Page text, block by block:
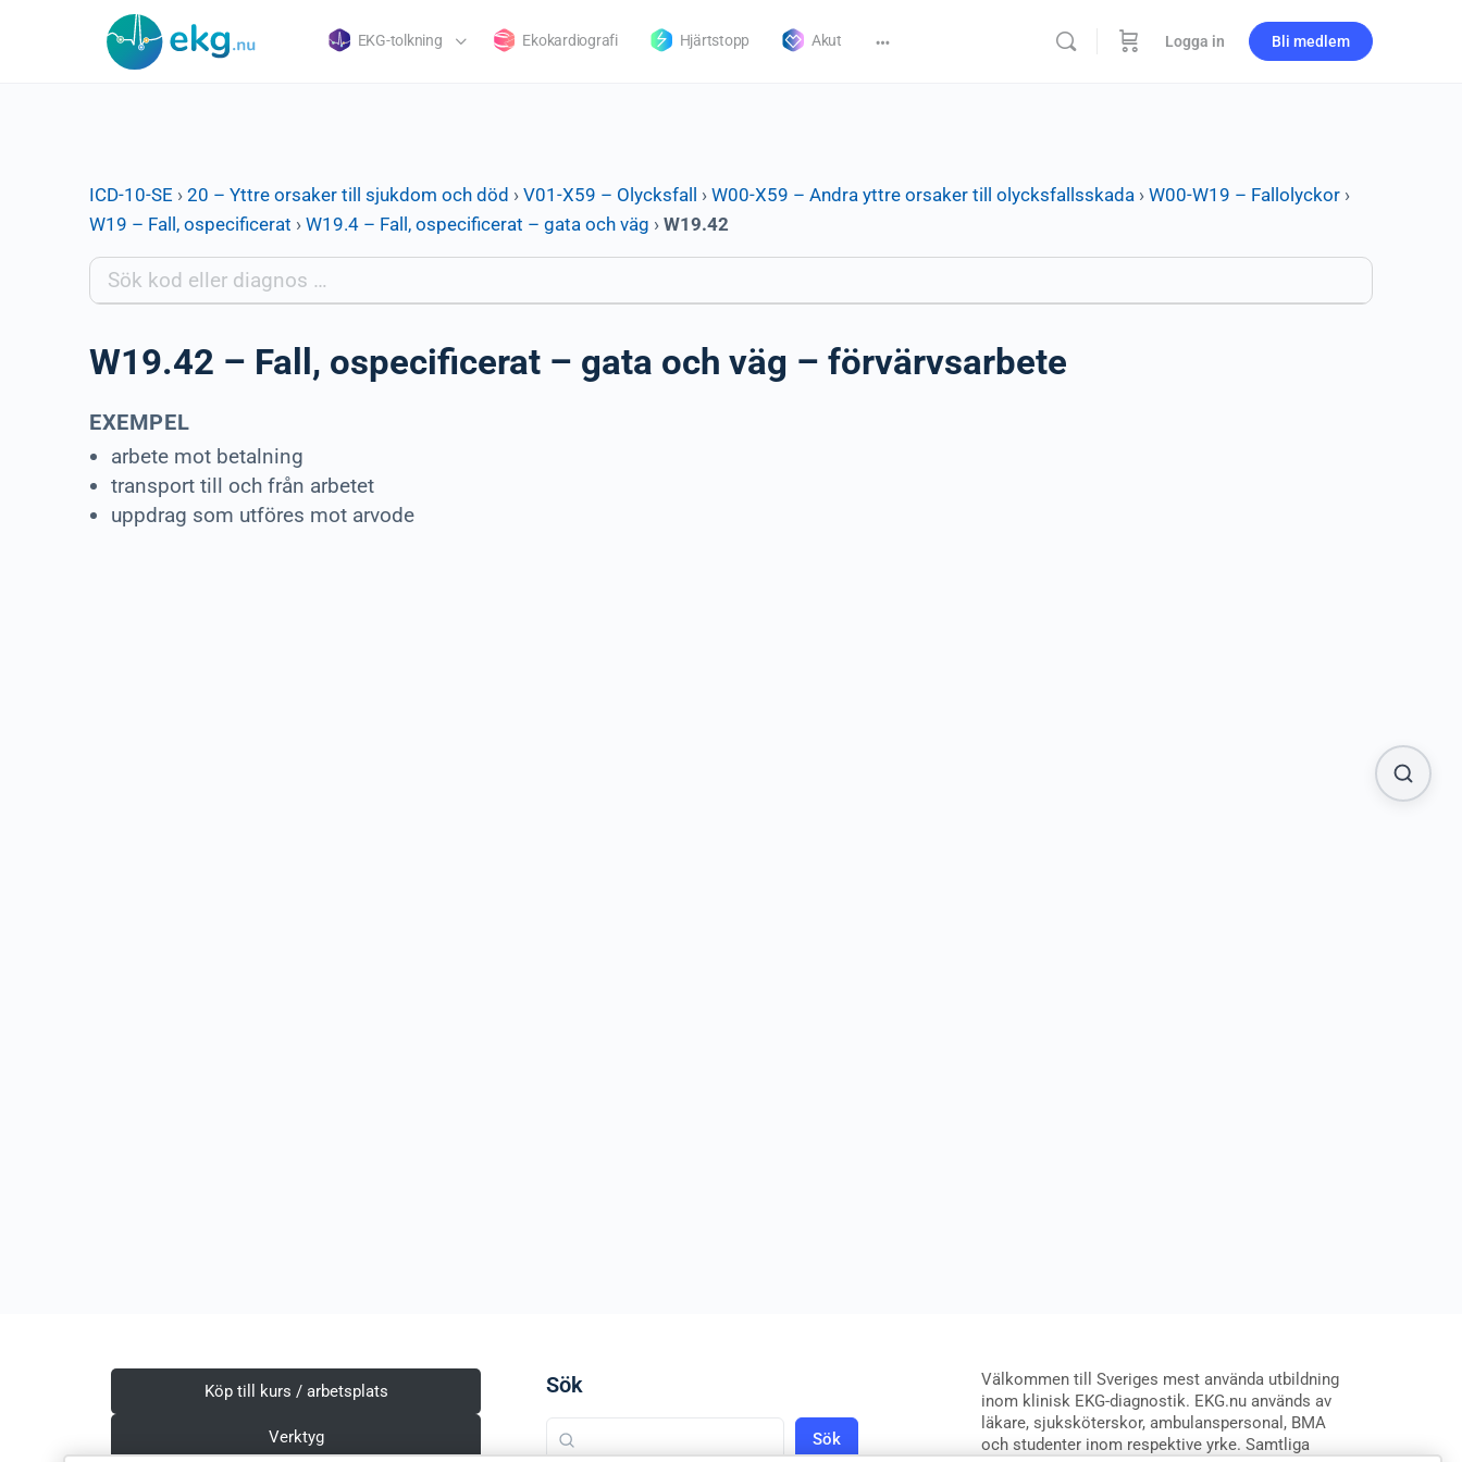
EKG-tolkning Ekokardiografi Hjärtstopp Akut Logga in Bli medlem
ICD-10-SE › 20 – Yttre orsaker till sjukdom och död › V01-X59 – Olycksfall › W00-X59 – Andra yttre orsaker till olycksfallsskada › W00-W19 – Fallolyckor ›
W19 – Fall, ospecificerat › W19.4 – Fall, ospecificerat – gata och väg › W19.42
W19.42 – Fall, ospecificerat – gata och väg – förvärvsarbete
EXEMPEL
arbete mot betalning
transport till och från arbetet
uppdrag som utföres mot arvode
Köp till kurs / arbetsplats
Verktyg
Sök
Sök
Välkommen till Sveriges mest använda utbildning
inom klinisk EKG-diagnostik. EKG.nu används av
läkare, sjuksköterskor, ambulanspersonal, BMA
och studenter inom respektive yrke. Samtliga